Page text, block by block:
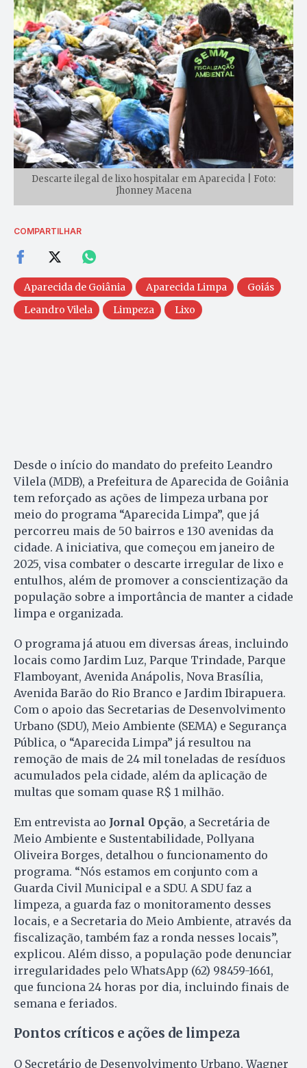
Descarte ilegal de lixo hospitalar em Aparecida | Foto:
Jhonney Macena
COMPARTILHAR
Aparecida de Goiânia Aparecida Limpa
Goiás
Leandro Vilela
Limpeza Lixo
Desde o início do mandato do prefeito Leandro
Vilela (MDB), a Prefeitura de Aparecida de Goiânia
tem reforçado as ações de limpeza urbana por
meio do programa “Aparecida Limpa”, que já
percorreu mais de 50 bairros e 130 avenidas da
cidade. A iniciativa, que começou em janeiro de
2025, visa combater o descarte irregular de lixo e
entulhos, além de promover a conscientização da
população sobre a importância de manter a cidade
limpa e organizada.
O programa já atuou em diversas áreas, incluindo
locais como Jardim Luz, Parque Trindade, Parque
Flamboyant, Avenida Anápolis, Nova Brasília,
Avenida Barão do Rio Branco e Jardim Ibirapuera.
Com o apoio das Secretarias de Desenvolvimento
Urbano (SDU), Meio Ambiente (SEMA) e Segurança
Pública, o “Aparecida Limpa” já resultou na
remoção de mais de 24 mil toneladas de resíduos
acumulados pela cidade, além da aplicação de
multas que somam quase R$ 1 milhão.
Em entrevista ao Jornal Opção, a Secretária de
Meio Ambiente e Sustentabilidade, Pollyana
Oliveira Borges, detalhou o funcionamento do
programa. “Nós estamos em conjunto com a
Guarda Civil Municipal e a SDU. A SDU faz a
limpeza, a guarda faz o monitoramento desses
locais, e a Secretaria do Meio Ambiente, através da
fiscalização, também faz a ronda nesses locais”,
explicou. Além disso, a população pode denunciar
irregularidades pelo WhatsApp (62) 98459-1661,
que funciona 24 horas por dia, incluindo finais de
semana e feriados.
Pontos críticos e ações de limpeza
O Secretário de Desenvolvimento Urbano, Wagner